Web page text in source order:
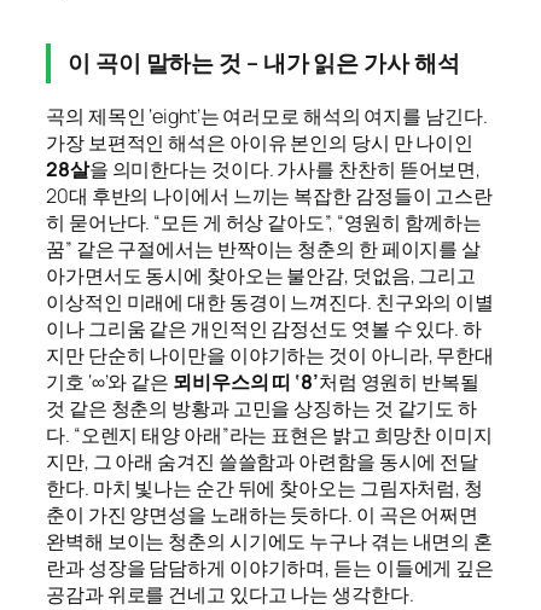
이 곡이 말하는 것 – 내가 읽은 가사 해석
곡의 제목인 ‘eight’는 여러모로 해석의 여지를 남긴다.
가장 보편적인 해석은 아이유 본인의 당시 만 나이인
28살을 의미한다는 것이다. 가사를 찬찬히 뜯어보면,
20대 후반의 나이에서 느끼는 복잡한 감정들이 고스란
히 묻어난다. “모든 게 허상 같아도”, “영원히 함께하는
꿈” 같은 구절에서는 반짝이는 청춘의 한 페이지를 살
아가면서도 동시에 찾아오는 불안감, 덧없음, 그리고
이상적인 미래에 대한 동경이 느껴진다. 친구와의 이별
이나 그리움 같은 개인적인 감정선도 엿볼 수 있다. 하
지만 단순히 나이만을 이야기하는 것이 아니라, 무한대
기호 ‘∞’와 같은 뫼비우스의 띠 ‘8’처럼 영원히 반복될
것 같은 청춘의 방황과 고민을 상징하는 것 같기도 하
다. “오렌지 태양 아래”라는 표현은 밝고 희망찬 이미지
지만, 그 아래 숨겨진 쓸쓸함과 아련함을 동시에 전달
한다. 마치 빛나는 순간 뒤에 찾아오는 그림자처럼, 청
춘이 가진 양면성을 노래하는 듯하다. 이 곡은 어쩌면
완벽해 보이는 청춘의 시기에도 누구나 겪는 내면의 혼
란과 성장을 담담하게 이야기하며, 듣는 이들에게 깊은
공감과 위로를 건네고 있다고 나는 생각한다.